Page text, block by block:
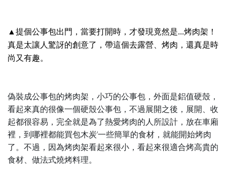
▲提個公事包出門，當要打開時，才發現竟然是...烤肉架！
真是太讓人驚訝的創意了，帶這個去露營、烤肉，還真是時
尚又有趣。
偽裝成公事包的烤肉架，小巧的公事包，外面是鋁值硬殼，
看起來真的很像一個硬殼公事包，不過展開之後，展開、收
起都很容易，完全就是為了熱愛烤肉的人所設計，放在車廂
裡，到哪裡都能買包木炭‘一些簡單的食材，就能開始烤肉
了。不過， 因為烤肉架看起來很小，看起來很適合烤高貴的
食材、做法式燒烤料理。